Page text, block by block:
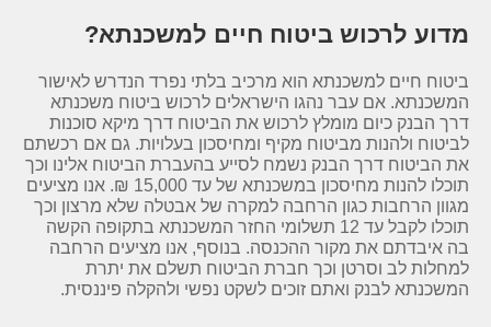
מדוע לרכוש ביטוח חיים למשכנתא?
ביטוח חיים למשכנתא הוא מרכיב בלתי נפרד הנדרש לאישור
המשכנתא. אם עבר נהגו הישראלים לרכוש ביטוח משכנתא
דרך הבנק כיום מומלץ לרכוש את הביטוח דרך מיקא סוכנות
לביטוח ולהנות מביטוח מקיף ומחיסכון בעלויות. גם אם רכשתם
את הביטוח דרך הבנק נשמח לסייע בהעברת הביטוח אלינו וכך
תוכלו להנות מחיסכון במשכנתא של עד 15,000 ₪. אנו מציעים
מגוון הרחבות כגון הרחבה למקרה של אבטלה שלא מרצון וכך
תוכלו לקבל עד 12 תשלומי החזר המשכנתא בתקופה הקשה
בה איבדתם את מקור ההכנסה. בנוסף, אנו מציעים הרחבה
למחלות לב וסרטן וכך חברת הביטוח תשלם את יתרת
המשכנתא לבנק ואתם זוכים לשקט נפשי ולהקלה פיננסית.